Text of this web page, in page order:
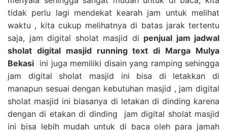
tidak perlu lagi mendekat kearah jam untuk melihat
waktu , kita cukup melihatnya di batas jarak tertentu
saja, jam digital sholat masjid di penjual jam jadwal
sholat digital masjid running text di Marga Mulya
Bekasi ini juga memiliki disain yang ramping sehingga
jam digital sholat masjid ini bisa di letakkan di
manapun sesuai dengan kebutuhan masjid , jam digital
sholat masjid ini biasanya di letakan di dinding karena
dengan di etakan di dinding jam digital sholat masjid
ini bisa lebih mudah untuk di baca oleh para jamah